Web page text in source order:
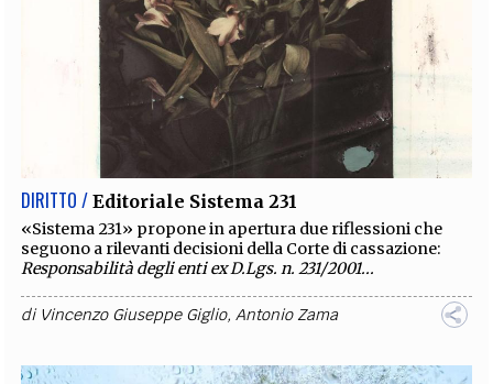
DIRITTO / Editoriale Sistema 231
«Sistema 231» propone in apertura due riflessioni che
seguono a rilevanti decisioni della Corte di cassazione:
Responsabilità degli enti ex D.Lgs. n. 231/2001...
di Vincenzo Giuseppe Giglio,Antonio Zama